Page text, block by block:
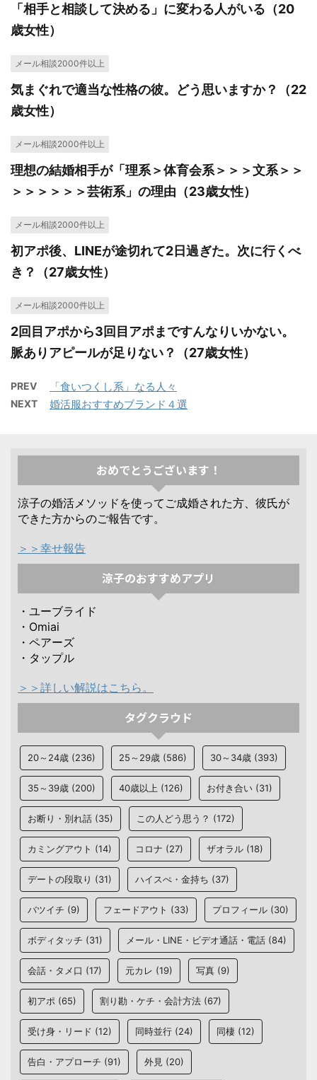
「相手と相談して決める」に変わる人がいる（20
歳女性）
メール相談2000件以上
気まぐれで適当な性格の彼。どう思いますか？（22
歳女性）
メール相談2000件以上
理想の結婚相手が「理系＞体育会系＞＞＞文系＞＞
＞＞＞＞＞＞芸術系」の理由（23歳女性）
メール相談2000件以上
初アポ後、LINEが途切れて2日過ぎた。次に行くべ
き？（27歳女性）
メール相談2000件以上
2回目アポから3回目アポまですんなりいかない。
脈ありアピールが足りない？（27歳女性）
PREV 「食いつくし系」なる人々
NEXT 婚活服おすすめブランド４選
おめでとうございます！
涼子の婚活メソッドを使ってご成婚された方、彼氏が
できた方からのご報告です。
＞＞幸せ報告
涼子のおすすめアプリ
・ユーブライド
・Omiai
・ペアーズ
・タップル
＞＞詳しい解説はこちら。
タグクラウド
20～24歳 (236) 25～29歳 (586) 30～34歳 (393)
35～39歳 (200) 40歳以上 (126) お付き合い (31)
お断り・別れ話 (35) この人どう思う？ (172)
カミングアウト (14) コロナ (27) ザオラル (18)
デートの段取り (31) ハイスぺ・金持ち (37)
バツイチ (9) フェードアウト (33) プロフィール (30)
ボディタッチ (31) メール・LINE・ビデオ通話・電話 (84)
会話・タメ口 (17) 元カレ (19) 写真 (9)
初アポ (65) 割り勘・ケチ・会計方法 (67)
受け身・リード (12) 同時並行 (24) 同棲 (12)
告白・アプローチ (91) 外見 (20)